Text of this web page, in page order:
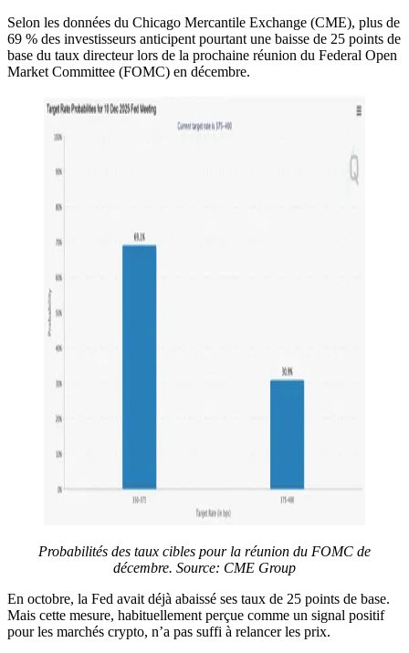
Selon les données du Chicago Mercantile Exchange (CME), plus de
69 % des investisseurs anticipent pourtant une baisse de 25 points de
base du taux directeur lors de la prochaine réunion du Federal Open
Market Committee (FOMC) en décembre.
Probabilités des taux cibles pour la réunion du FOMC de
décembre. Source: CME Group
En octobre, la Fed avait déjà abaissé ses taux de 25 points de base.
Mais cette mesure, habituellement perçue comme un signal positif
pour les marchés crypto, n’a pas suffi à relancer les prix.